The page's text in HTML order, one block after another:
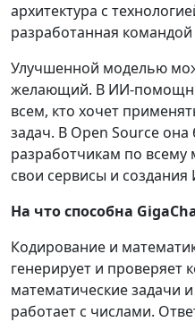
архитектура с
разработанная
Улучшенной моделью
желающий. В ИИ-
всем, кто хочет
задач. В Open Source она
разработчикам по всему
свои сервисы и создания
На что способна
Кодирование и
генерирует и проверяет
математические задачи
работает с числами.